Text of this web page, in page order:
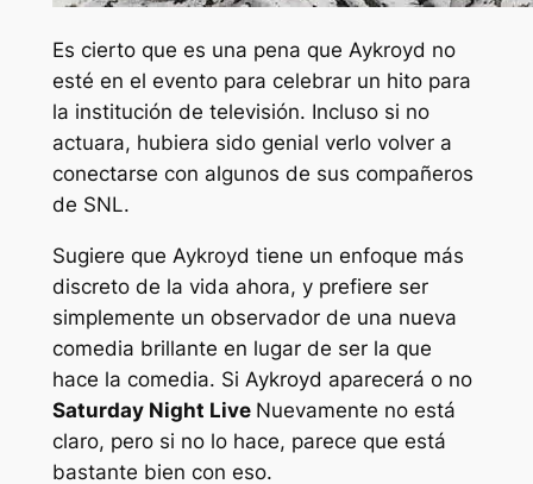
Es cierto que es una pena que Aykroyd no
esté en el evento para celebrar un hito para
la institución de televisión. Incluso si no
actuara, hubiera sido genial verlo volver a
conectarse con algunos de sus compañeros
de SNL.
Sugiere que Aykroyd tiene un enfoque más
discreto de la vida ahora, y prefiere ser
simplemente un observador de una nueva
comedia brillante en lugar de ser la que
hace la comedia. Si Aykroyd aparecerá o no
Saturday Night Live Nuevamente no está
claro, pero si no lo hace, parece que está
bastante bien con eso.